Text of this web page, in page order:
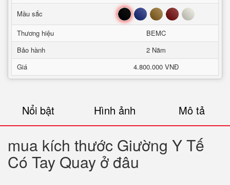
Mầu sắc
Đen Xanh Nâu Đỏ Trắng
Thương hiệu
BEMC
Bảo hành
2 Năm
Giá
4.800.000 VNĐ
Nổi bật Hình ảnh Mô tả
mua kích thước Giường Y Tế
Có Tay Quay ở đâu